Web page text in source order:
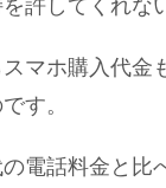
許してくれな
マホ購入代金
す。
電話料金と比